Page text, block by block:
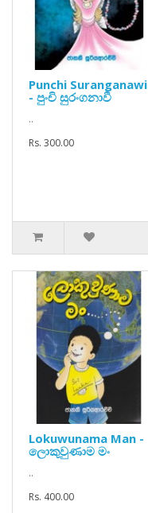
Punchi Suranganawi
- පුංචි සුරංගනාවී
..
Rs. 300.00
Lokuwunama Man -
ලොකුවුණාම මං
..
Rs. 400.00